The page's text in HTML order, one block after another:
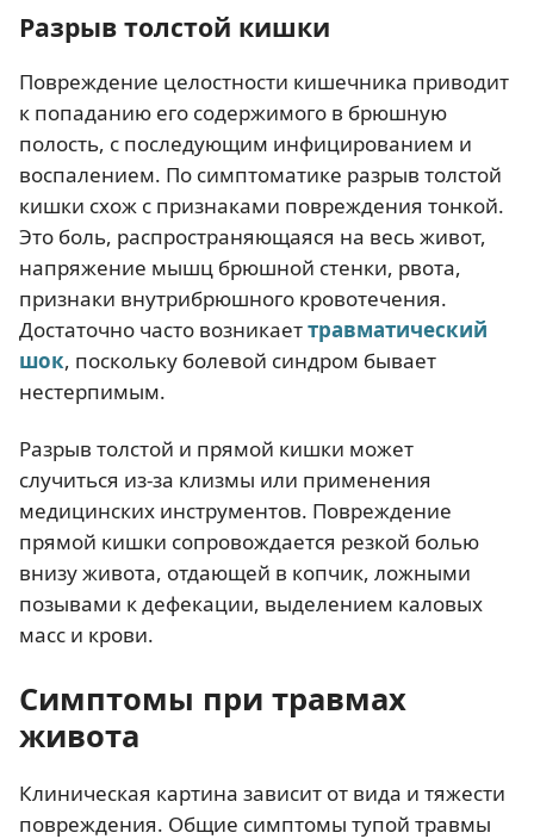
Разрыв толстой кишки
Повреждение целостности кишечника приводит
к попаданию его содержимого в брюшную
полость, с последующим инфицированием и
воспалением. По симптоматике разрыв толстой
кишки схож с признаками повреждения тонкой.
Это боль, распространяющаяся на весь живот,
напряжение мышц брюшной стенки, рвота,
признаки внутрибрюшного кровотечения.
Достаточно часто возникаеттравматический
шок, поскольку болевой синдром бывает
нестерпимым.
Разрыв толстой и прямой кишки может
случиться из-за клизмы или применения
медицинских инструментов. Повреждение
прямой кишки сопровождается резкой болью
внизу живота, отдающей в копчик, ложными
позывами к дефекации, выделением каловых
масс и крови.
Симптомы при травмах
живота
Клиническая картина зависит от вида и тяжести
повреждения. Общие симптомы тупой травмы